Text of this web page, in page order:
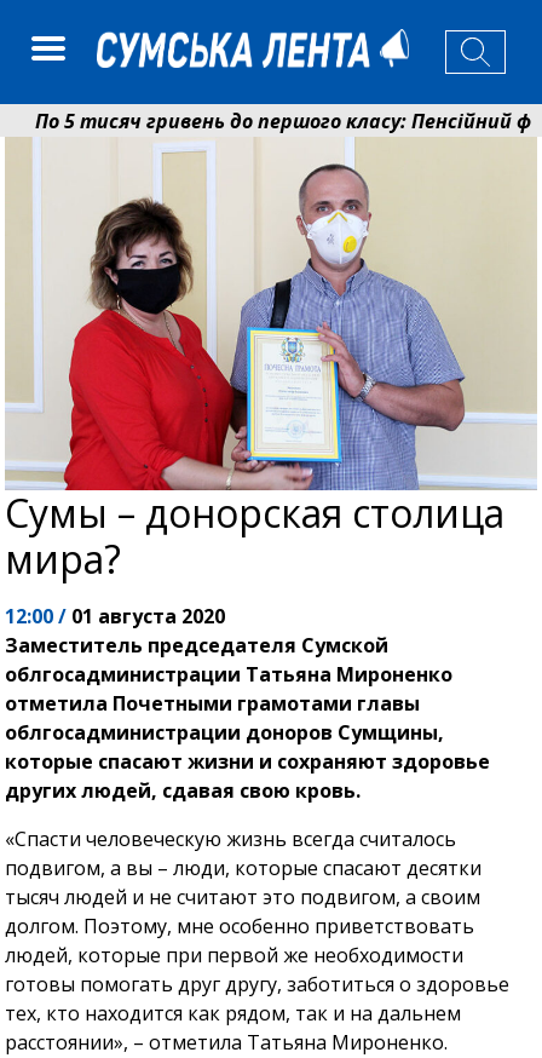
5 тисяч гривень до першого класу: Пенсійний
у Сумах погодили 115 компенсацій на
Сумы – донорская столица
мира?
12:00 / 01 августа 2020
Заместитель председателя Сумской
облгосадминистрации Татьяна Мироненко
отметила Почетными грамотами главы
облгосадминистрации доноров Сумщины,
которые спасают жизни и сохраняют здоровье
других людей, сдавая свою кровь.
«Спасти человеческую жизнь всегда считалось
подвигом, а вы – люди, которые спасают десятки
тысяч людей и не считают это подвигом, а своим
долгом. Поэтому, мне особенно приветствовать
людей, которые при первой же необходимости
готовы помогать друг другу, заботиться о здоровье
тех, кто находится как рядом, так и на дальнем
расстоянии», – отметила Татьяна Мироненко.